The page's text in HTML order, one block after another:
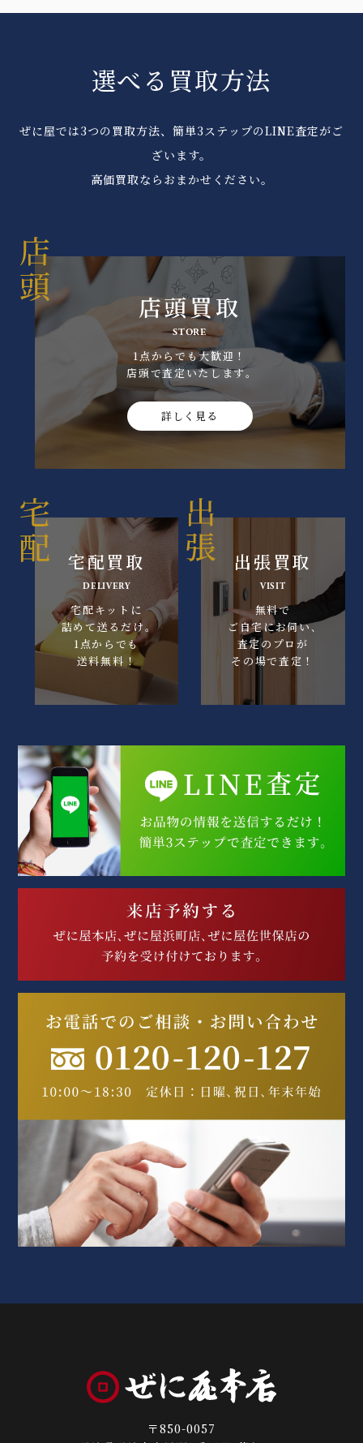
選べる買取方法
ぜに屋では3つの買取方法、簡単3ステップのLINE査定がご
ざいます。
高価買取ならおまかせください。
店頭買取
STORE
1点からでも大歓迎！
店頭で査定いたします｡
詳しく見る
宅配買取
DELIVERY
宅配キットに
詰めて送るだけ｡
1点からでも
送料無料！
出張買取
VISIT
無料で
ご自宅にお伺い､
査定のプロが
その場で査定！
〒850-0057